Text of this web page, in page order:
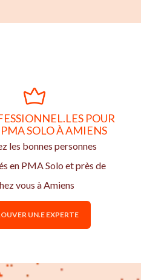
POUR
SOLO À AMIENS
les bonnes personnes
en PMA Solo et près de
vous à Amiens
UN.E EXPERTE